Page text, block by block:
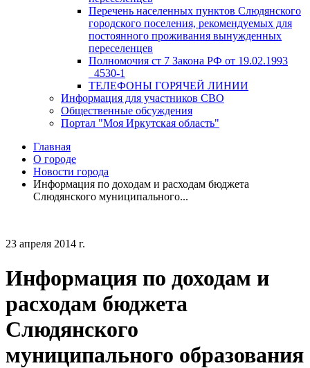
Перечень населенных пунктов Слюдянского
городского поселения, рекомендуемых для
постоянного проживания вынужденных
переселенцев
Полномочия ст 7 Закона РФ от 19.02.1993
_4530-1
ТЕЛЕФОНЫ ГОРЯЧЕЙ ЛИНИИ
Информация для участников СВО
Общественные обсуждения
Портал "Моя Иркутская область"
Главная
О городе
Новости города
Информация по доходам и расходам бюджета
Слюдянского муниципального...
23 апреля 2014 г.
Информация по доходам и
расходам бюджета
Слюдянского
муниципального образования